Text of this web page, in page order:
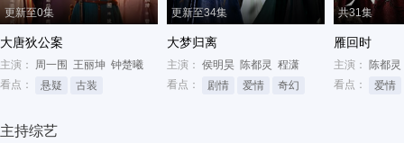
更新至0集
大唐狄公案
主演： 周一围 王丽坤 钟楚曦
看点：
悬疑 古装
更新至34集
大梦归离
主演： 侯明昊 陈都灵 程潇
看点：
剧情 爱情 奇幻
共31集
雁回时
主演： 陈都灵
看点：
爱情
主持综艺